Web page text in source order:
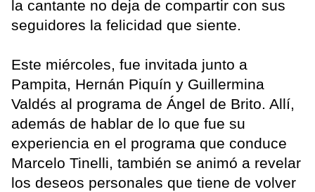
la cantante no deja de compartir con sus
seguidores la felicidad que siente.
Este miércoles, fue invitada junto a
Pampita, Hernán Piquín y Guillermina
Valdés al programa de Ángel de Brito. Allí,
además de hablar de lo que fue su
experiencia en el programa que conduce
Marcelo Tinelli, también se animó a revelar
los deseos personales que tiene de volver